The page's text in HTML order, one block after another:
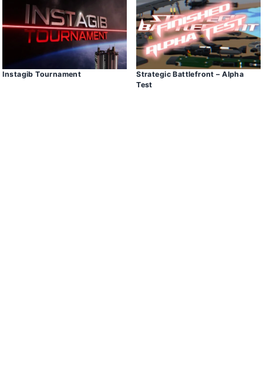
Instagib Tournament
Strategic Battlefront – Alpha
Test